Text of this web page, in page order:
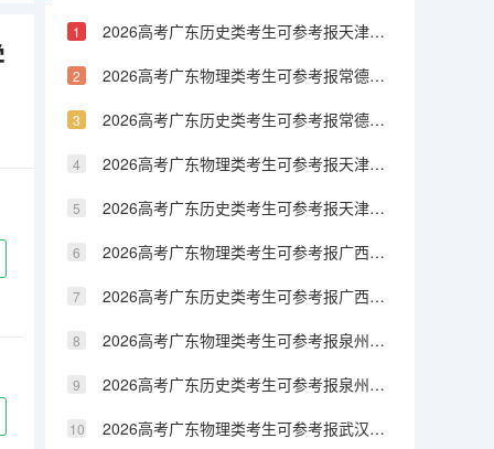
2026高考广东历史类考生可参考报天津城市建设管理职业技术学院的专业汇总
2026高考广东物理类考生可参考报常德职业技术学院的专业汇总
2026高考广东历史类考生可参考报常德职业技术学院的专业汇总
2026高考广东物理类考生可参考报天津铁道职业技术学院的专业汇总
2026高考广东历史类考生可参考报天津铁道职业技术学院的专业汇总
2026高考广东物理类考生可参考报广西民族大学相思湖学院的专业汇总
2026高考广东历史类考生可参考报广西民族大学相思湖学院的专业汇总
2026高考广东物理类考生可参考报泉州纺织服装职业学院的专业汇总
2026高考广东历史类考生可参考报泉州纺织服装职业学院的专业汇总
2026高考广东物理类考生可参考报武汉生物工程学院的专业汇总